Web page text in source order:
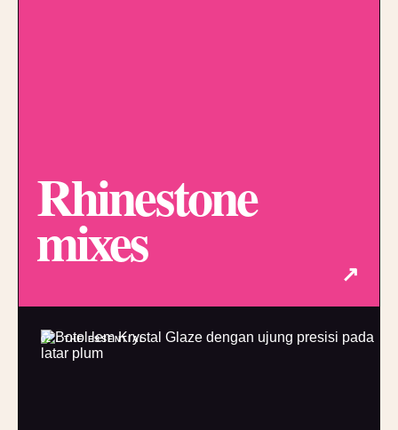
Rhinestone
mixes ↗
02 / THE ESSENTIAL